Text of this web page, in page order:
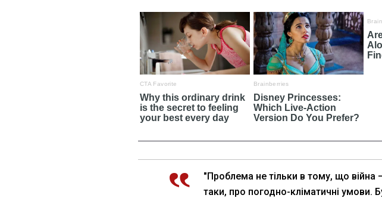
"Проблема не тільки в тому, що війна
таки, про погодно-кліматичні умови.